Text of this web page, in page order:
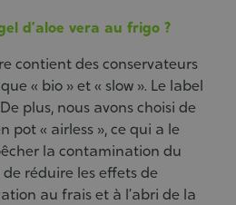
d’aloe vera au frigo ?
contient des conservateurs
« bio » et « slow ». Le label
plus, nous avons choisi de
pot « airless », ce qui a le
la contamination du
réduire les effets de
au frais et à l’abri de la